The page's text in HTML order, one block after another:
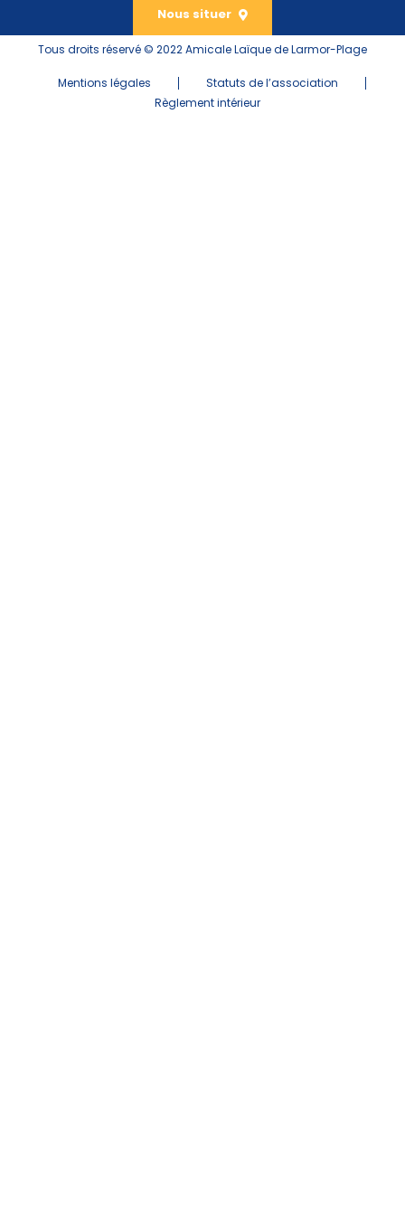
Nous situer
Tous droits réservé © 2022 Amicale Laïque de Larmor-Plage
Mentions légales
Statuts de l’association
Règlement intérieur